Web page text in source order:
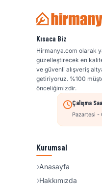
Kısaca Biz
Hirmanya.com olarak
güzelleştirecek en
ve güvenli alışveriş
getiriyoruz. %100
önceliğimizdir.
Çalışma
Pazartesi -
Kurumsal
Anasayfa
Hakkımızda